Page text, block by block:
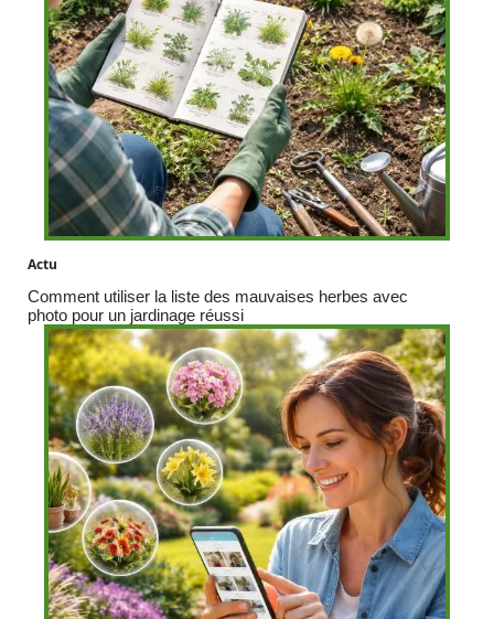
Actu
Comment utiliser la liste des mauvaises herbes avec
photo pour un jardinage réussi